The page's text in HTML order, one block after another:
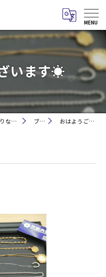
います☀
愛知県津島市蛭間町周辺のお買取りなら買取大吉 ヤマナカ神守店 ブログ おはようございます☀